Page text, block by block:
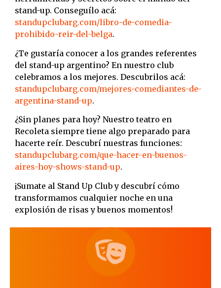
stand-up. Conseguílo acá:
standupclubarg.com/libro-de-comedia-
prohibido-reir-del-belga.
¿Te gustaría conocer a los grandes referentes
del stand-up argentino? En nuestro club
celebramos a los mejores. Descubrilos acá:
standupclubarg.com/mejores-comediantes-de-
argentina-stand-up.
¿Sin planes para hoy? Nuestro teatro en
Recoleta siempre tiene algo preparado para
hacerte reír. Descubrí nuestras funciones:
standupclubarg.com/que-hacer-en-buenos-
aires-hoy-shows-stand-up.
¡Sumate al Stand Up Club y descubrí cómo
transformamos cualquier noche en una
explosión de risas y buenos momentos!